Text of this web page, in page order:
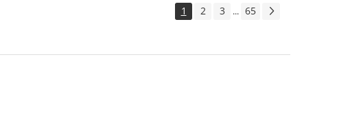
1 2 3 ... 65